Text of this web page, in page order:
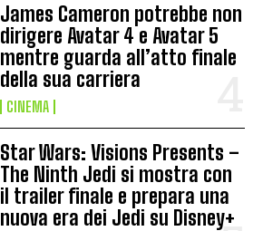
James Cameron potrebbe non
dirigere Avatar 4 e Avatar 5
mentre guarda all’atto finale
della sua carriera
CINEMA
Star Wars: Visions Presents –
The Ninth Jedi si mostra con
il trailer finale e prepara una
nuova era dei Jedi su Disney+